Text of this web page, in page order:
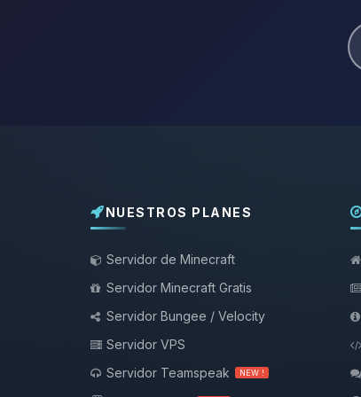
NUESTROS PLANES
Servidor de Minecraft
Servidor Minecraft Gratis
Servidor Bungee / Velocity
Servidor VPS
Servidor Teamspeak
NEW !